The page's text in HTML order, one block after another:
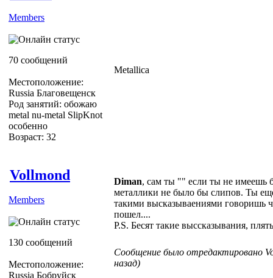
Members
70 сообщений
Местоположение:
Russia Благовещенск
Род занятий: обожаю
metal nu-metal SlipKnot
особенно
Возраст: 32
Metallica
Vollmond
Members
130 сообщений
Местоположение:
Russia Бобруйск
Diman, сам ты "" если ты не имеешь
металлики не было бы слипов. Ты
такими высказываениями говоришь
пошел....
P.S. Бесят такие выссказывания, плять
Сообщение было отредактировано
назад)